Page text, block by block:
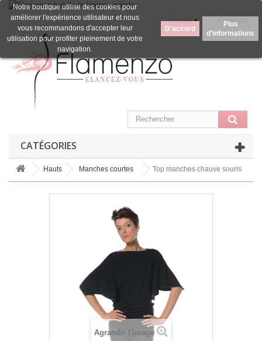
Connexion
Français
CATÉGORIES
Notre boutique utilise des cookies pour
améliorer l'expérience utilisateur et nous
vous recommandons d'accepter leur
utilisation pour profiter pleinement de votre
navigation.
D'accord
Plus
d'informations
Hauts Manches courtes Top manches chauve souris
Agrandir l'image